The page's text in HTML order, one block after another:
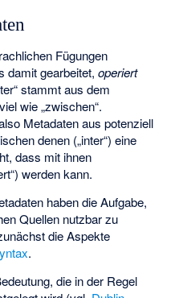
Fügungen
damit gearbeitet,operiert
stammt aus dem
wie „zwischen“.
Metadaten aus potenziell
denen („inter“) eine
dass mit ihnen
werden kann.
haben die Aufgabe,
Quellen nutzbar zu
die Aspekte
.
die in der Regel